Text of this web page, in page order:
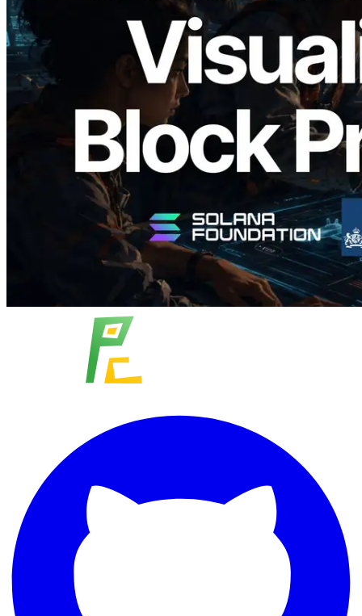
Validators Solutions запускает Solana
Block Analyzer — визуализация
времени генерации блоков и
назначенных валидаторов на уровне
слотов
Читать статью